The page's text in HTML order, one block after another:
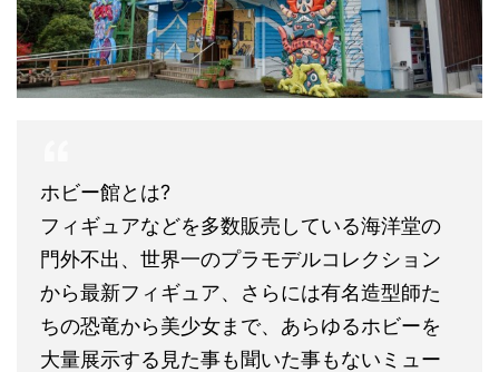
ホビー館とは?
フィギュアなどを多数販売している海洋堂の
門外不出、世界一のプラモデルコレクション
から最新フィギュア、さらには有名造型師た
ちの恐竜から美少女まで、あらゆるホビーを
大量展示する見た事も聞いた事もないミュー